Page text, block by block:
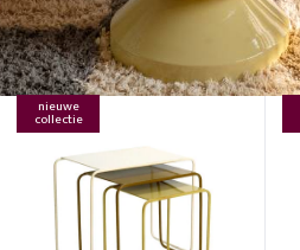
nieuwe
collectie